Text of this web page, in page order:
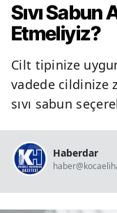
Sıvı Sabun
Etmeliyiz?
Cilt tipinize
vadede cildinize
sıvı sabun
Haberdar